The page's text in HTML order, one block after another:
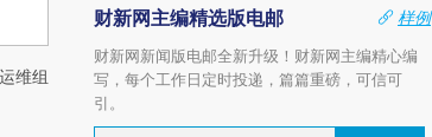
维组
财新网主编精选版电邮
样例
财新网新闻版电邮全新升级！财新网主编精心编
写，每个工作日定时投递，篇篇重磅，可信可
引。